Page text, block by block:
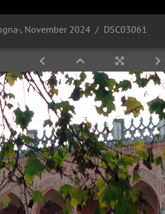
, November 2024 DSC03061